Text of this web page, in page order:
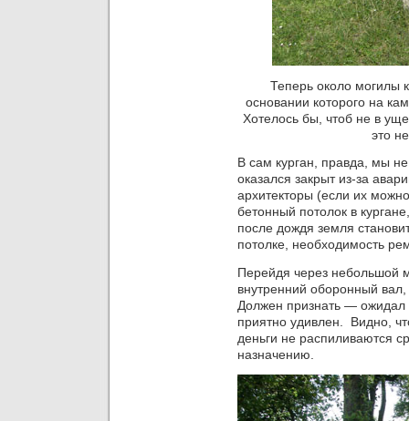
Теперь около могилы
основании которого на
Хотелось бы, чтоб не в
это
В сам курган, правда, мы
оказался закрыт из-за
архитекторы (если их
бетонный потолок в
после дождя земля
потолке, необходимость
Перейдя через небольшой
внутренний оборонный
Должен признать — ожидал
приятно удивлен. Видно,
деньги не распиливаются
назначению.